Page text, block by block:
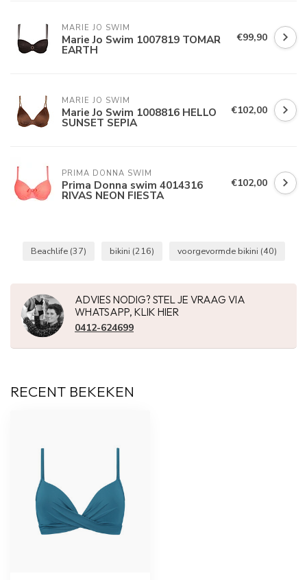
MARIE JO SWIM
Marie Jo Swim 1007819 TOMAR
EARTH
€99,90
MARIE JO SWIM
Marie Jo Swim 1008816 HELLO
SUNSET SEPIA
€102,00
PRIMA DONNA SWIM
Prima Donna swim 4014316
RIVAS NEON FIESTA
€102,00
Beachlife (37) bikini (216) voorgevormde bikini (40)
ADVIES NODIG? STEL JE VRAAG VIA
WHATSAPP, KLIK HIER
0412-624699
RECENT BEKEKEN